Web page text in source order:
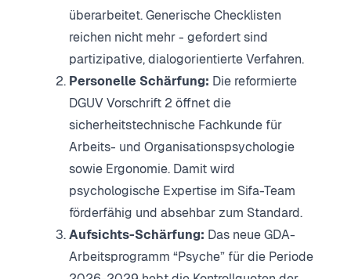
überarbeitet. Generische Checklisten
reichen nicht mehr - gefordert sind
partizipative, dialogorientierte Verfahren.
Personelle Schärfung: Die reformierte
DGUV Vorschrift 2 öffnet die
sicherheitstechnische Fachkunde für
Arbeits- und Organisationspsychologie
sowie Ergonomie. Damit wird
psychologische Expertise im Sifa-Team
förderfähig und absehbar zum Standard.
Aufsichts-Schärfung: Das neue GDA-
Arbeitsprogramm “Psyche” für die Periode